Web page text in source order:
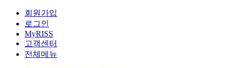
회원가입
로그인
MyRISS
고객센터
전체메뉴